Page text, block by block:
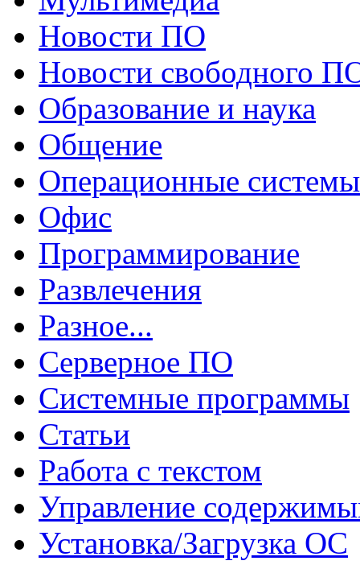
Новости ПО
Новости свободного
Образование и наука
Общение
Операционные системы
Офис
Программирование
Развлечения
Разное...
Серверное ПО
Системные программы
Статьи
Работа с текстом
Управление
Установка/Загрузка ОС